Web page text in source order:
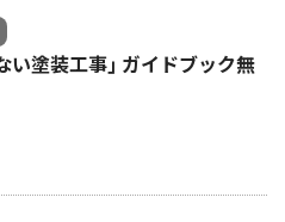
い塗装工事｣ ガイドブック無